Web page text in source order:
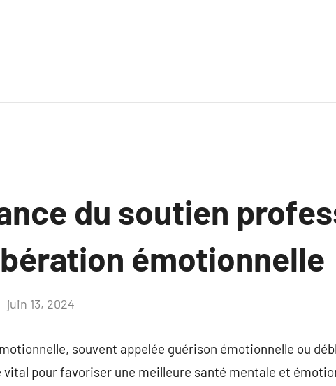
du soutien
émotionnelle
juin 13, 2024
souvent appelée guérison émotionnelle ou
pour favoriser une meilleure santé mentale et